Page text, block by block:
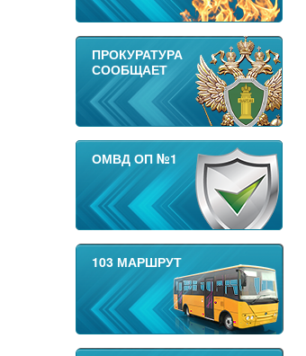
ПРОКУРАТУРА
СООБЩАЕТ
ОМВД ОП №1
103 МАРШРУТ